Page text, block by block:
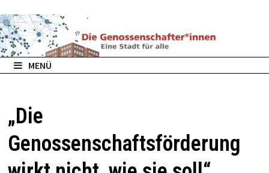
zum
Inhalt
MENÜ
„Die
Genossenschaftsförderung